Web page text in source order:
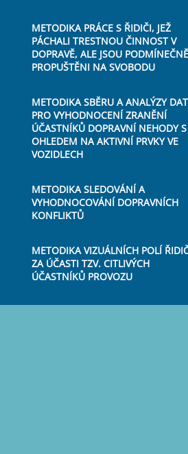
METODIKA PRÁCE S ŘIDIČI, JEŽ
PÁCHALI TRESTNOU ČINNOST V
DOPRAVĚ, ALE JSOU PODMÍNEČNĚ
PROPUŠTĚNI NA SVOBODU
METODIKA SBĚRU A ANALÝZY DAT
PRO VYHODNOCENÍ ZRANĚNÍ
ÚČASTNÍKŮ DOPRAVNÍ NEHODY S
OHLEDEM NA AKTIVNÍ PRVKY VE
VOZIDLECH
METODIKA SLEDOVÁNÍ A
VYHODNOCOVÁNÍ DOPRAVNÍCH
KONFLIKTŮ
METODIKA VIZUÁLNÍCH POLÍ
ZA ÚČASTI TZV. CITLIVÝCH
ÚČASTNÍKŮ PROVOZU